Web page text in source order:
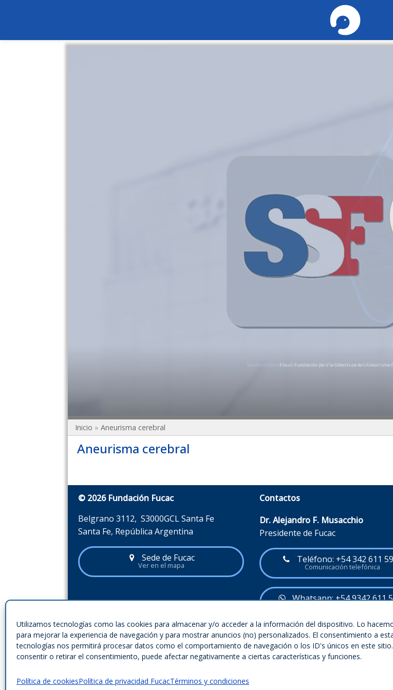
Utilizamos tecnologías como las cookies para almacenar y/o acceder a la información del dispositivo. Lo
para mejorar la experiencia de navegación y para mostrar anuncios (no) personalizados. El consentimiento a
tecnologías nos permitirá procesar datos como el comportamiento de navegación o los ID's únicos en este
consentir o retirar el consentimiento, puede afectar negativamente a ciertas características y funciones.
Política de cookiesPolítica de privacidad FucacTérminos y condiciones
Sanatorio Santa Fe · Grupo Santa Fe · Fundación para la Cobertura
Inicio »Aneurisma cerebral
Aneurisma cerebral
© 2026 Fundación Fucac
Belgrano 3112, S3000GCL Santa Fe
Santa Fe, República Argentina
Sede de Fucac
Ver en el mapa
Contactos
Dr. Alejandro F. Musacchio
Presidente de Fucac
Teléfono: +54 342 611
Comunicación telefónica
Whatsapp: +54 9342 611
Encontrar más información en este sitio:
Buscar